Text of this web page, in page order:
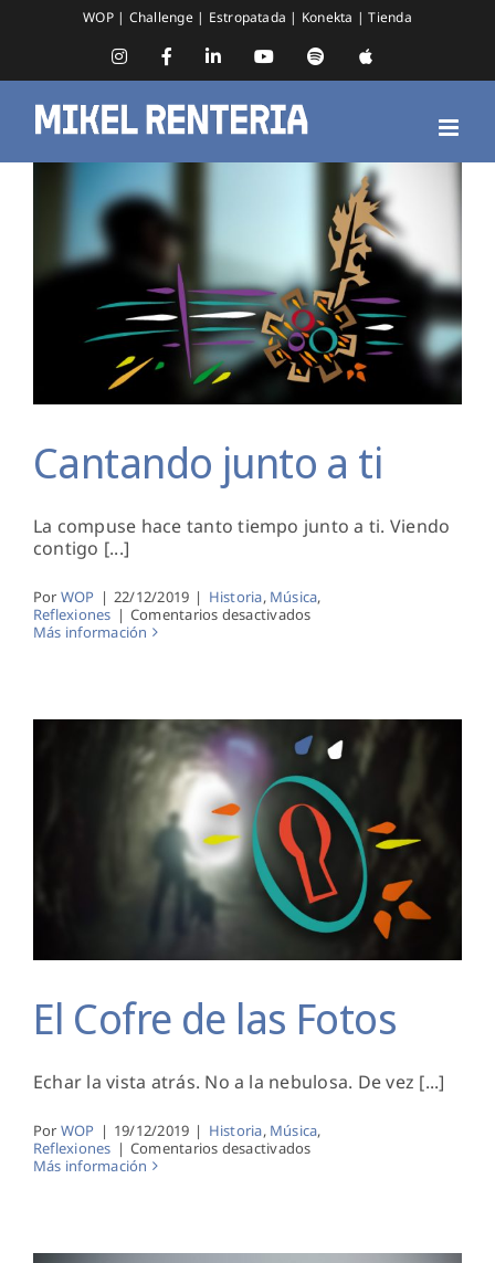
WOP | Challenge | Estropatada | Konekta |Tienda
InstagramFacebookLinkedInYouTubeSpotifyApple
Cantando junto a ti
Cantando junto a ti
La compuse hace tanto tiempo junto a ti. Viendo
contigo [...]
Por WOP | 22/12/2019 | Historia, Música,
Reflexiones | Comentarios desactivadosen
Más información
El Cofre de las Fotos
El Cofre de las Fotos
Echar la vista atrás. No a la nebulosa. De vez [...]
Por WOP | 19/12/2019 | Historia, Música,
Reflexiones | Comentarios desactivadosen
Más información